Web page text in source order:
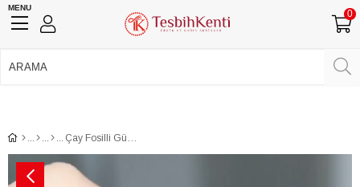
MENU
0
Çay Fosilli Güzel Çekimli İri Taneli Toz Kehribar Tesbih